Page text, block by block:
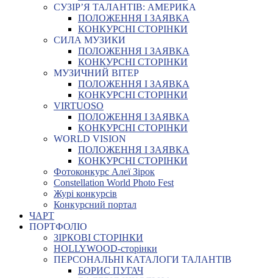
СУЗІР’Я ТАЛАНТІВ: АМЕРИКА
ПОЛОЖЕННЯ І ЗАЯВКА
КОНКУРСНІ СТОРІНКИ
СИЛА МУЗИКИ
ПОЛОЖЕННЯ І ЗАЯВКА
КОНКУРСНІ СТОРІНКИ
МУЗИЧНИЙ ВІТЕР
ПОЛОЖЕННЯ І ЗАЯВКА
КОНКУРСНІ СТОРІНКИ
VIRTUOSO
ПОЛОЖЕННЯ І ЗАЯВКА
КОНКУРСНІ СТОРІНКИ
WORLD VISION
ПОЛОЖЕННЯ І ЗАЯВКА
КОНКУРСНІ СТОРІНКИ
Фотоконкурс Алеї Зірок
Constellation World Photo Fest
Журі конкурсів
Конкурсний портал
ЧАРТ
ПОРТФОЛІО
ЗІРКОВІ СТОРІНКИ
HOLLYWOOD-сторінки
ПЕРСОНАЛЬНІ КАТАЛОГИ ТАЛАНТІВ
БОРИС ПУГАЧ